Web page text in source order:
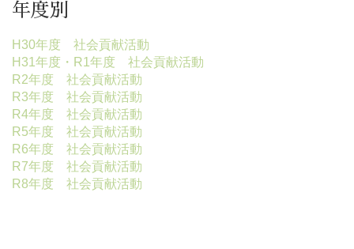
年度別
H30年度 社会貢献活動
H31年度・R1年度 社会貢献活動
R2年度 社会貢献活動
R3年度 社会貢献活動
R4年度 社会貢献活動
R5年度 社会貢献活動
R6年度 社会貢献活動
R7年度 社会貢献活動
R8年度 社会貢献活動